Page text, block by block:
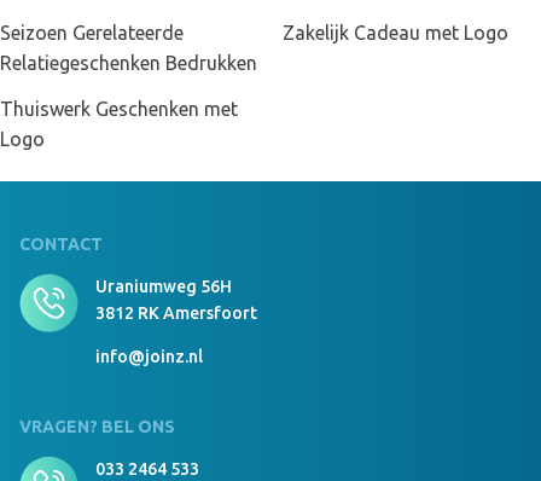
Seizoen Gerelateerde
Relatiegeschenken Bedrukken
Thuiswerk Geschenken met
Logo
Zakelijk Cadeau met Logo
CONTACT
Uraniumweg 56H
3812 RK Amersfoort
info@joinz.nl
VRAGEN? BEL ONS
033 2464 533